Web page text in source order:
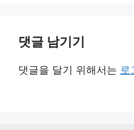
댓글 남기기
댓글을 달기 위해서는 로